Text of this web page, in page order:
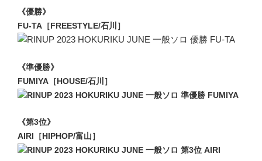
《優勝》
FU-TA［FREESTYLE/石川］
《準優勝》
FUMIYA［HOUSE/石川］
《第3位》
AIRI［HIPHOP/富山］